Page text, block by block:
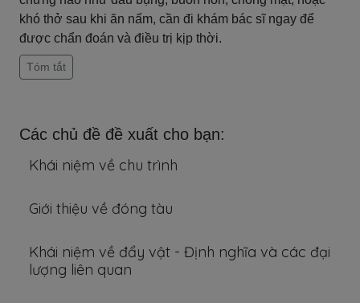
khó thở sau khi ăn nấm, cần đi khám bác sĩ ngay để
được chẩn đoán và điều trị kịp thời.
Tóm tắt
Các chủ đề đề xuất cho bạn:
Khái niệm về chu trình
Giới thiệu về đóng tàu
Khái niệm về đẩy vật - Định nghĩa và các đại
lượng liên quan